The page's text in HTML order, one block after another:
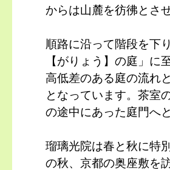
からは山麓を彷彿とさ
順路に沿って階段を下
【がりょう】の庭」に
高低差のある庭の流れ
となっています。茶室
の途中にあった庭門へ
瑠璃光院は春と秋に特
の秋、京都の奥座敷を